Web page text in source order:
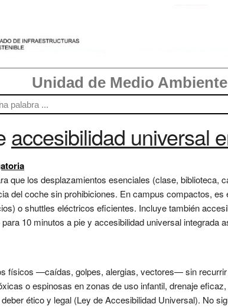
Unidad de Medio Ambiente
accesibilidad universal
que los desplazamientos esenciales (clase, biblioteca,
del coche sin prohibiciones. En campus compactos,
o shuttles eléctricos eficientes. Incluye también
10 minutos a pie y accesibilidad universal integrada
físicos —caídas, golpes, alergias, vectores— sin
o espinosas en zonas de uso infantil, drenaje
ético y legal (Ley de Accesibilidad Universal). No